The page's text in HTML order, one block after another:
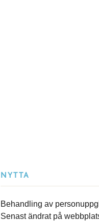
NYTTA
Behandling av
Senast ändrat på